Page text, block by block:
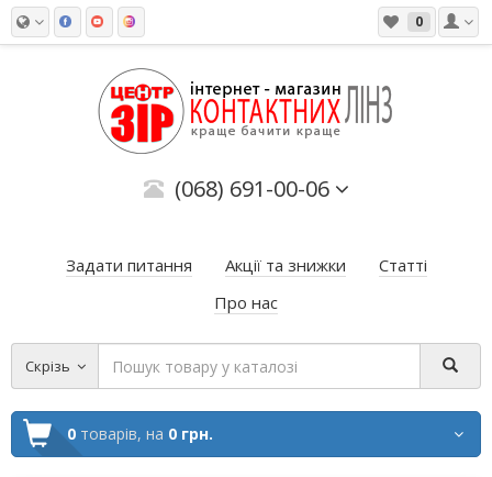
0
(068) 691-00-06
Задати питання Акції та знижки
Статті
Про нас
Скрізь
0 товарів, на 0 грн.